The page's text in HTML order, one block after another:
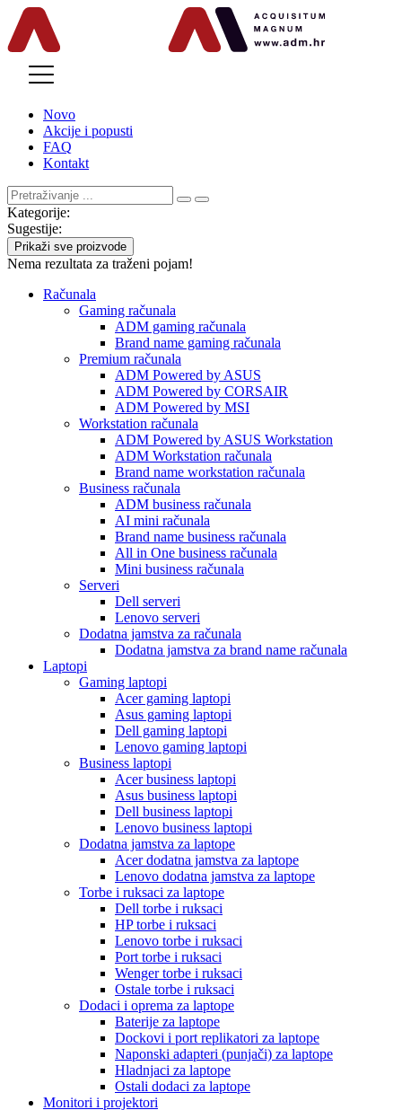
Novo
Akcije i popusti
FAQ
Kontakt
Kategorije:
Sugestije:
Prikaži sve proizvode
Nema rezultata za traženi pojam!
Računala
Gaming računala
ADM gaming računala
Brand name gaming računala
Premium računala
ADM Powered by ASUS
ADM Powered by CORSAIR
ADM Powered by MSI
Workstation računala
ADM Powered by ASUS Workstation
ADM Workstation računala
Brand name workstation računala
Business računala
ADM business računala
AI mini računala
Brand name business računala
All in One business računala
Mini business računala
Serveri
Dell serveri
Lenovo serveri
Dodatna jamstva za računala
Dodatna jamstva za brand name računala
Laptopi
Gaming laptopi
Acer gaming laptopi
Asus gaming laptopi
Dell gaming laptopi
Lenovo gaming laptopi
Business laptopi
Acer business laptopi
Asus business laptopi
Dell business laptopi
Lenovo business laptopi
Dodatna jamstva za laptope
Acer dodatna jamstva za laptope
Lenovo dodatna jamstva za laptope
Torbe i ruksaci za laptope
Dell torbe i ruksaci
HP torbe i ruksaci
Lenovo torbe i ruksaci
Port torbe i ruksaci
Wenger torbe i ruksaci
Ostale torbe i ruksaci
Dodaci i oprema za laptope
Baterije za laptope
Dockovi i port replikatori za laptope
Naponski adapteri (punjači) za laptope
Hladnjaci za laptope
Ostali dodaci za laptope
Monitori i projektori